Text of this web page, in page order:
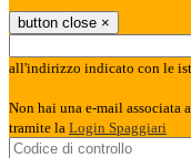
button close ×
all'indirizzo indicato con le
Non hai una e-mail associata
tramite la Login Spaggiari